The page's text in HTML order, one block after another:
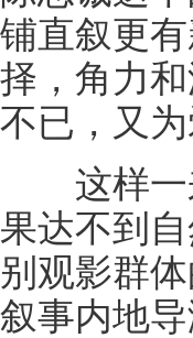
铺直叙更
择，角力
不已，又
这样一来
果达不到
别观影群
叙事内地